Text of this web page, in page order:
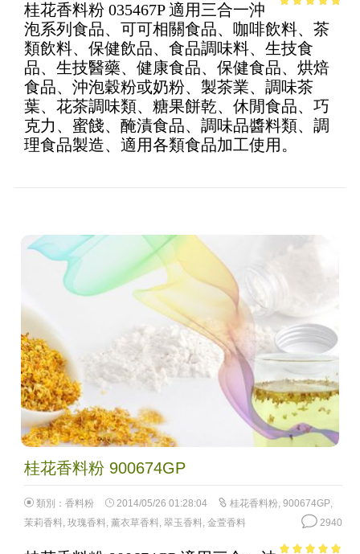
5
桂花香料粉 035467P 適用三合一沖
泡系列食品、可可相關食品、咖啡飲料、茶
類飲料、保健飲品、食品調味料、生技食
品、生技醫藥、健康食品、保健食品、烘焙
食品、沖泡穀粉或奶粉、製茶業、調味茶
葉、花茶調味類、糖果餅乾、休閒食品、巧
克力、蜜餞、醃漬食品、調味品醬料類、調
理食品製造、適用各類食品加工使用。
桂花香料粉 900674GP
類別： 香料粉 2014/05/26 01:28:04 桂花香料粉, 900674GP,
茉莉香料, 玫瑰香料, 薰衣草香料, 翠玉香料, 金萱香料 2940